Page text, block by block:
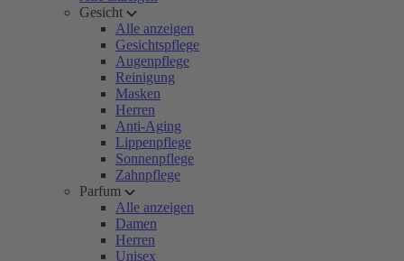
Gesicht
Alle anzeigen
Gesichtspflege
Augenpflege
Reinigung
Masken
Herren
Anti-Aging
Lippenpflege
Sonnenpflege
Zahnpflege
Parfum
Alle anzeigen
Damen
Herren
Unisex